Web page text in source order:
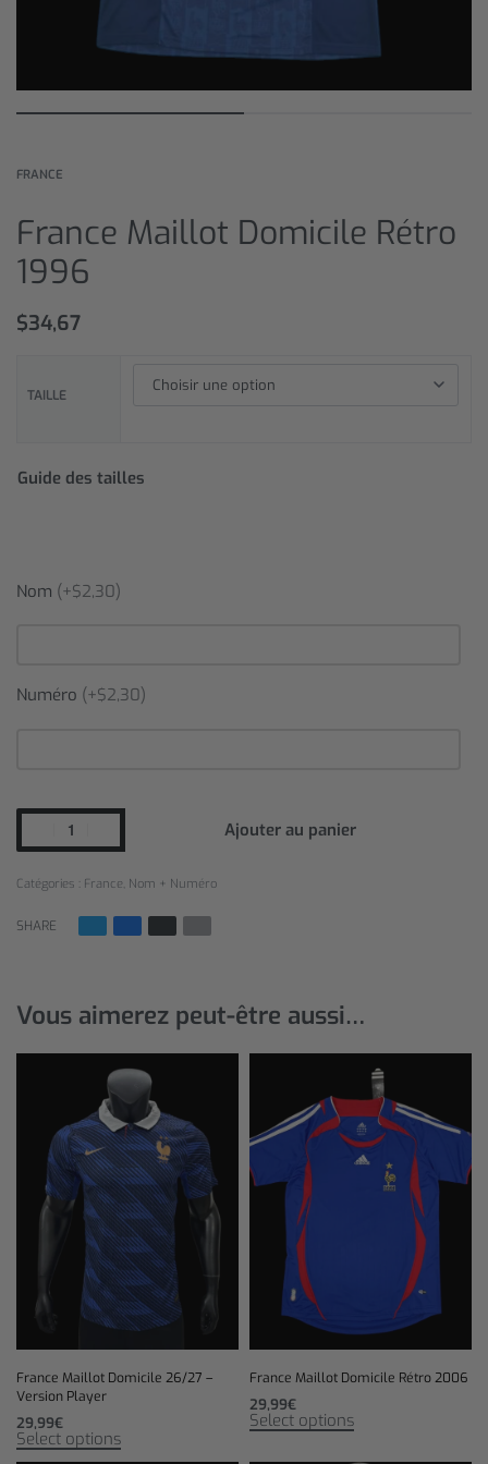
FRANCE
France Maillot Domicile Rétro
1996
$34,67
TAILLE
Guide des tailles
Nom (+$2,30)
Numéro (+$2,30)
Ajouter au panier
Catégories : France Nom + Numéro
SHARE
Vous aimerez peut-être aussi…
France Maillot Domicile 26/27 –
Version Player
29,99€
Select options
France Maillot Domicile Rétro 2006
29,99€
Select options